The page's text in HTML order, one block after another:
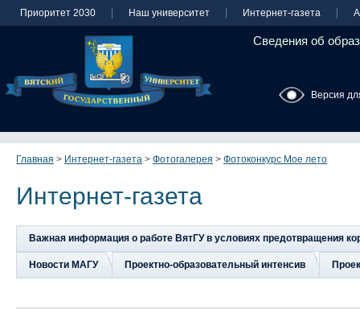
Приоритет 2030 Наш университет Интернет-газета
Сведения об
Версия
Главная > Интернет-газета > Фотогалерея > Фотоконкурс Мое лето
Интернет-газета
Важная информация о работе ВятГУ в условиях предотвращения
Новости МАГУ Проектно-образовательный интенсив